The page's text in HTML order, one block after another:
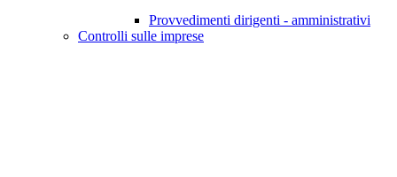
Provvedimenti dirigenti - amministrativi
Controlli sulle imprese